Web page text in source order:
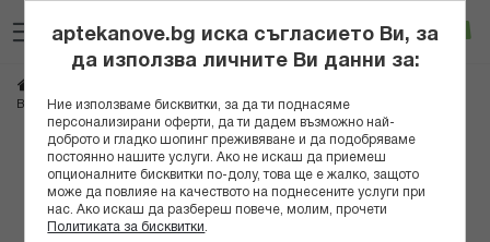
към
съдържанието
Вход
Витамин Б9
ТОП ФОЛАТ КАПС Х 60 ВИВАФАРМА
Преминете
края
aptekanove.bg иска съгласието Ви, за
да използва личните Ви данни за:
Ние използваме бисквитки, за да ти поднасяме
персонализирани оферти, да ти дадем възможно най-
доброто и гладко шопинг преживяване и да подобряваме
постоянно нашите услуги. Ако не искаш да приемеш
опционалните бисквитки по-долу, това ще е жалко, защото
може да повлияе на качеството на поднесените услуги при
нас. Ако искаш да разбереш повече, молим, прочети
Политиката за бисквитки